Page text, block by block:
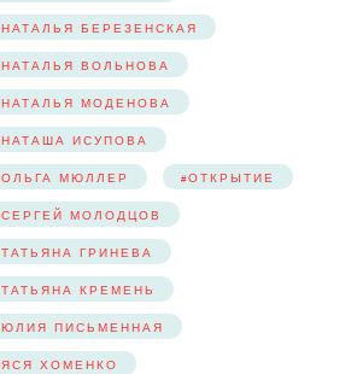
НАТАЛЬЯ БЕРЕЗЕНСКАЯ
НАТАЛЬЯ ВОЛЬНОВА
НАТАЛЬЯ МОДЕНОВА
НАТАША ИСУПОВА
ОЛЬГА МЮЛЛЕР ОТКРЫТИЕ
СЕРГЕЙ МОЛОДЦОВ
ТАТЬЯНА ГРИНЕВА
ТАТЬЯНА КРЕМЕНЬ
ЮЛИЯ ПИСЬМЕННАЯ
ЯСЯ ХОМЕНКО